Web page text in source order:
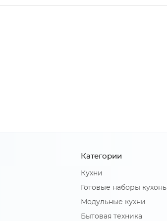
Категории
Кухни
Готовые наборы кухонь
Модульные кухни
Бытовая техника